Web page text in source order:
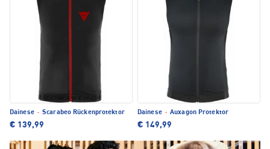
Dainese · Scarabeo Rückenprotektor
€ 139,99
Dainese · Auxagon Protektor
€ 149,99